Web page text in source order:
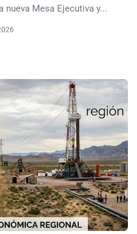
nueva Mesa Ejecutiva y...